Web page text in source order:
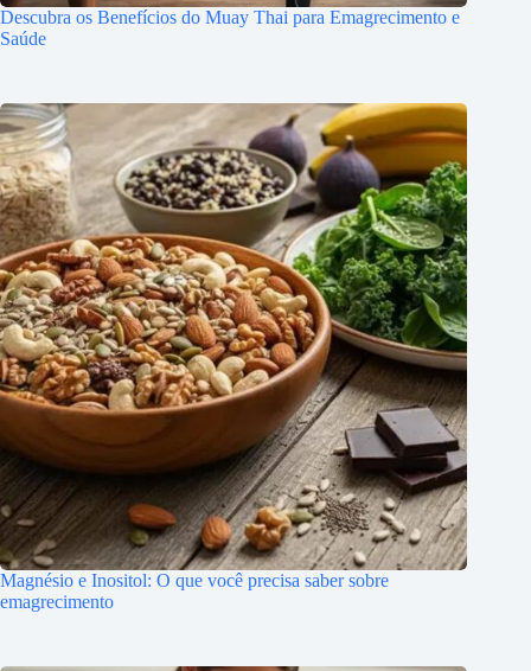
Descubra os Benefícios do Muay Thai para Emagrecimento e
Saúde
Magnésio e Inositol: O que você precisa saber sobre
emagrecimento